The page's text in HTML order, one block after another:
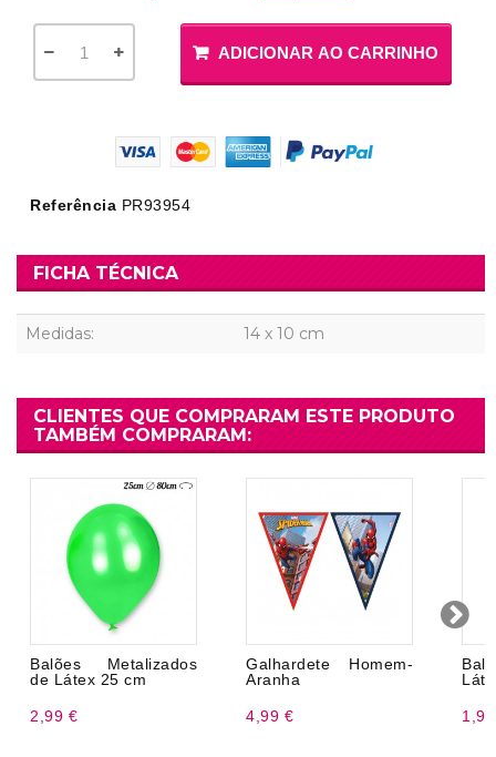
ADICIONAR AO CARRINHO
Referência PR93954
FICHA TÉCNICA
Medidas: 14 x 10 cm
CLIENTES QUE COMPRARAM ESTE PRODUTO
TAMBÉM COMPRARAM:
Balões Metalizados
de Látex 25 cm
2,99 €
Galhardete Homem-
Aranha
4,99 €